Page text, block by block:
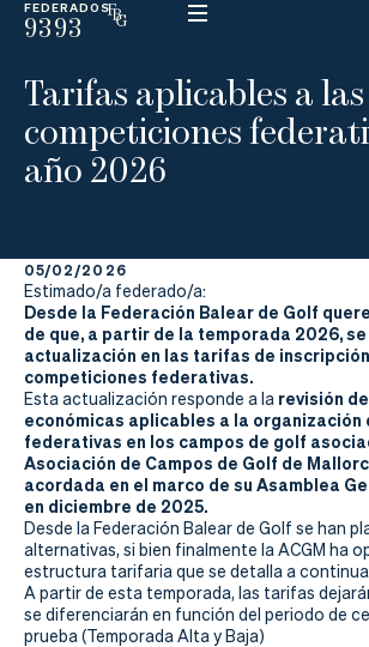
FEDERADOS
9393
ESP
N
D
C
P
La
Federación
Federarse
Jugar
Aprender
Actualidad
Tienda
Tarifas aplicables a las
competiciones
año 2026
05/02/2026
Estimado/a federado/a:
Desde la Federación Balear de Golf
de que, a partir de la temporada 2026,
actualización en las tarifas de
competiciones federativas.
Esta actualización responde a la revisión
económicas aplicables a la organización
federativas en los campos de golf
Asociación de Campos de Golf de
acordada en el marco de su Asamblea
en diciembre de 2025.
Desde la Federación Balear de Golf se han
alternativas, si bien finalmente la ACGM ha
estructura tarifaria que se detalla a
A partir de esta temporada, las tarifas
se diferenciarán en función del periodo de
prueba (Temporada Alta y Baja)